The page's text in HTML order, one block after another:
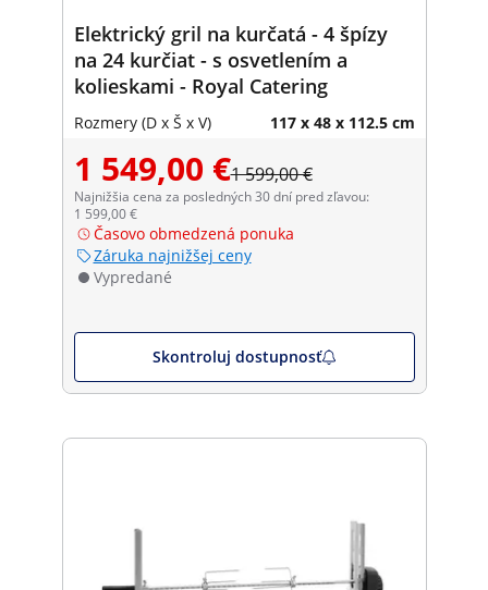
Elektrický gril na kurčatá - 4 špízy
na 24 kurčiat - s osvetlením a
kolieskami - Royal Catering
Rozmery (D x Š x V) 117 x 48 x 112.5 cm
1 549,00 €1 599,00 €
Najnižšia cena za posledných 30 dní pred zľavou:
1 599,00 €
Časovo obmedzená ponuka
Záruka najnižšej ceny
Vypredané
Skontroluj dostupnosť